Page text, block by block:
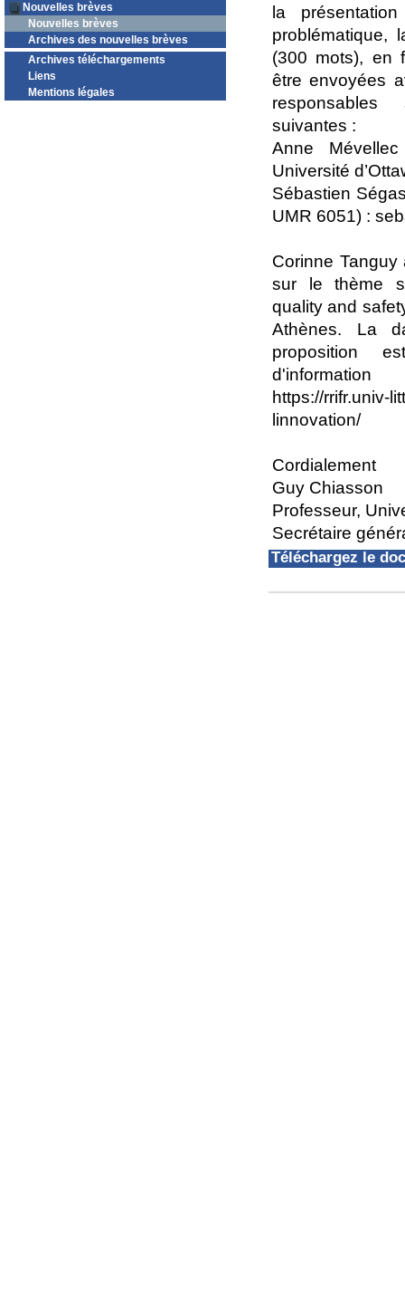
Nouvelles brèves
Nouvelles brèves
Archives des nouvelles brèves
Archives téléchargements
Liens
Mentions légales
la
problématique,
(300 mots), en
être envoyées
suivantes :
Anne
Université
Sébastien
UMR 6051) :
Corinne
sur le thème
quality and
Athènes. La
proposition
https://rrifr.univ-
linnovation/
Cordialement
Guy Chiasson
Professeur,
Secrétaire
Téléchargez le